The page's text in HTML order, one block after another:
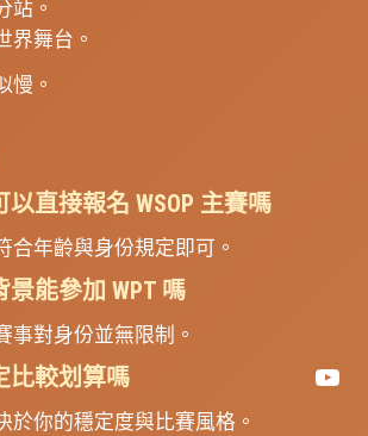
站。
界舞台。
慢。
以直接報名 WSOP 主賽嗎
合年齡與身份規定即可。
景能參加 WPT 嗎
事對身份並無限制。
比較划算嗎
於你的穩定度與比賽風格。